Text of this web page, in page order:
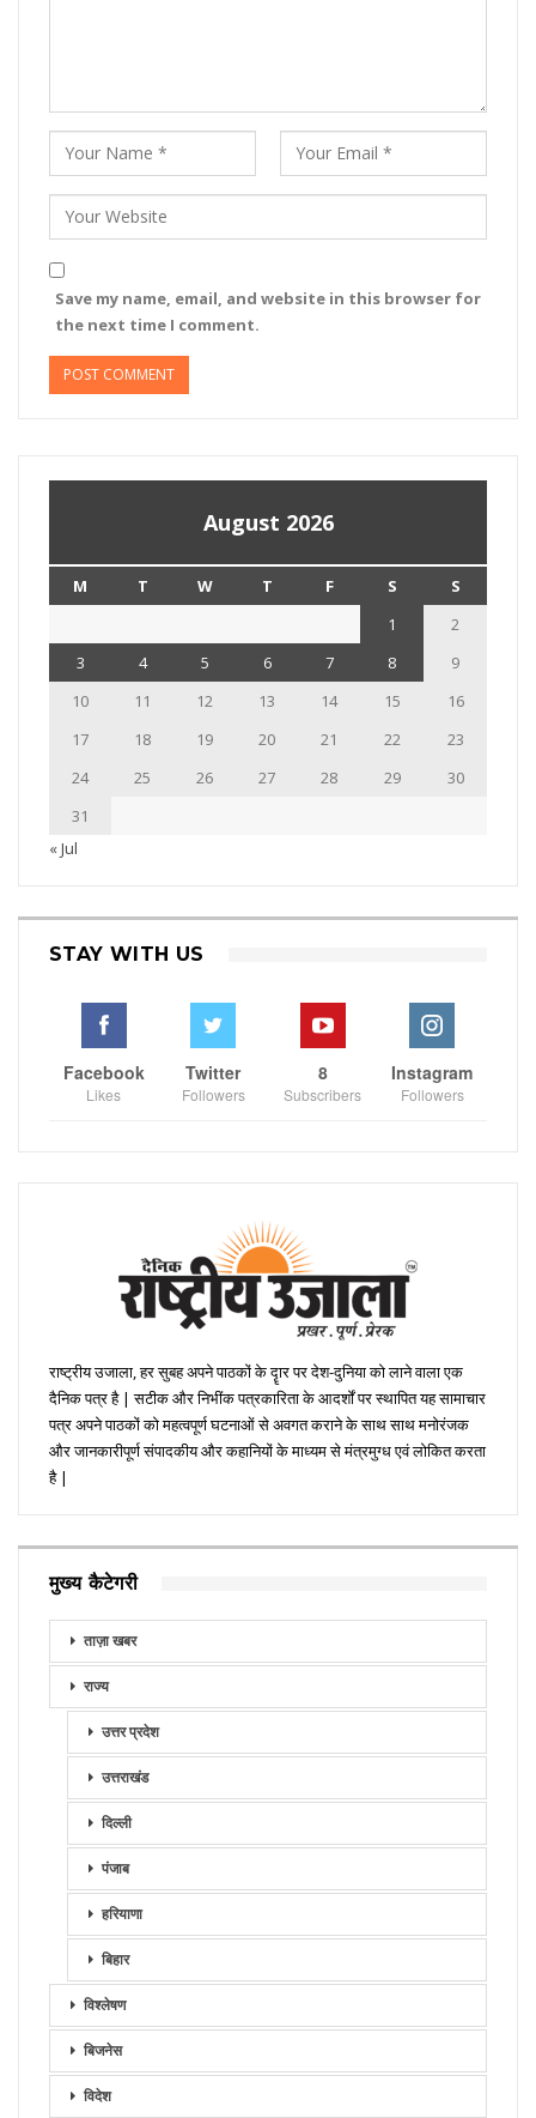
Save my name, email, and website in this browser for
the next time I comment.
August 2026
M T W T F S
S
1
2
3
4 5 6 7 8
9
10
11 12 13 14 15
16
17
18 19 20 21 22
23
24
25 26 27 28 29
30
31
« Jul
STAY WITH US
Facebook
Likes
Twitter
Followers
8
Subscribers
Instagram
Followers
राष्ट्रीय उजाला, हर सुबह अपने पाठकों के दॄार पर देश-दुनिया को लाने वाला एक
दैनिक पत्र है | सटीक और निभींक पत्रकारिता के आदर्शों पर स्थापित यह सामाचार
पत्र अपने पाठकों को महत्वपूर्ण घटनाओं से अवगत कराने के साथ साथ मनोरंजक
और जानकारीपूर्ण संपादकीय और कहानियों के माध्यम से मंत्रमुग्ध एवं लोकित करता
है |
मुख्य कैटेगरी
ताज़ा खबर
राज्य
उत्तर प्रदेश
उत्तराखंड
दिल्ली
पंजाब
हरियाणा
बिहार
विश्लेषण
बिजनेस
विदेश